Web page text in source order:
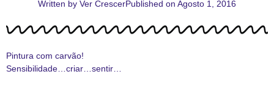
Written by Ver CrescerPublished on Agosto 1, 2016
Pintura com carvão!
Sensibilidade…criar…sentir…